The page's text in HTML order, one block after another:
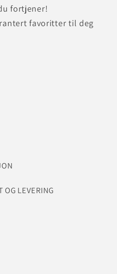
fortjener!
favoritter til deg
OG LEVERING